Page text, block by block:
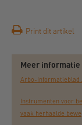
Print dit artikel
Meer informatie
Arbo-Informatieblad
Instrumenten voor
vaak herhaalde